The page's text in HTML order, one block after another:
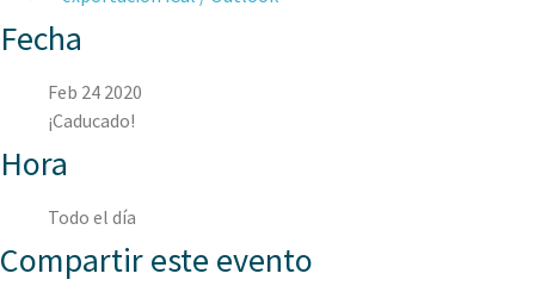
Fecha
Feb 24 2020
¡Caducado!
Hora
Todo el día
Compartir este evento